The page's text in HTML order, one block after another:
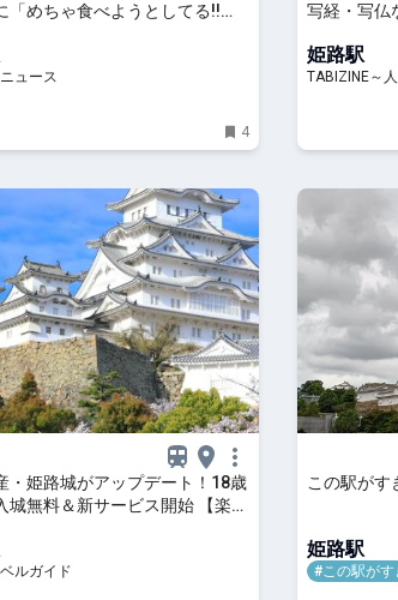
「めちゃ食べようとしてる!!
ュース
4
写経・写仏
姫路駅
TABIZINE～
・姫路城がアップデート！18歳
城無料＆新サービス開始 【楽天
ルガイド
この駅が
姫路駅
#この駅がす